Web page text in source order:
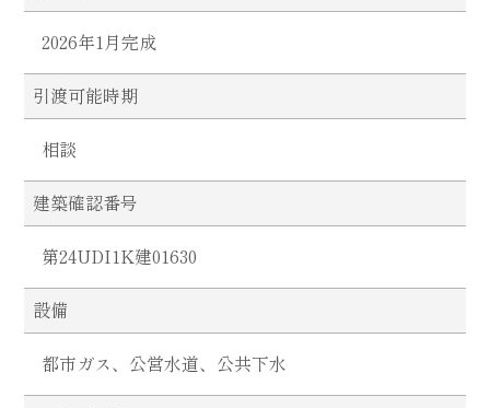
2026年1月完成
引渡可能時期
相談
建築確認番号
第24UDI1K建01630
設備
都市ガス、公営水道、公共下水